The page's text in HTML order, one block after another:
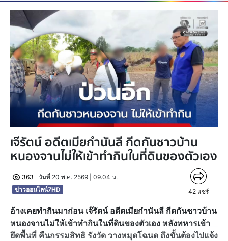
เจ๊รัตน์ อดีตเมียกำนันลี กีดกันชาวบ้าน
หนองจานไม่ให้เข้าทำกินในที่ดินของตัวเอง
363
วันที่ 20 พ.ค. 2569 | 09.04 น.
ข่าวออนไลน์7HD
42 แชร์
อ้างเคยทำกินมาก่อน เจ๊รัตน์ อดีตเมียกำนันลี กีดกันชาวบ้าน
หนองจานไม่ให้เข้าทำกินในที่ดินของตัวเอง หลังทหารเข้า
ยึดพื้นที่ คืนกรรมสิทธิ รังวัด วางหมุดโฉนด ถึงขั้นต้องไปแจ้ง